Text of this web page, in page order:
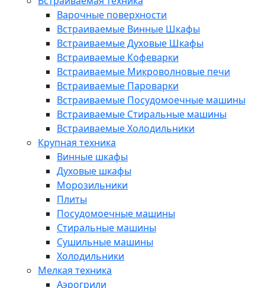
Варочные поверхности
Встраиваемые Винные Шкафы
Встраиваемые Духовые Шкафы
Встраиваемые Кофеварки
Встраиваемые Микроволновые печи
Встраиваемые Пароварки
Встраиваемые Посудомоечные машины
Встраиваемые Стиральные машины
Встраиваемые Холодильники
Крупная техника
Винные шкафы
Духовые шкафы
Морозильники
Плиты
Посудомоечные машины
Стиральные машины
Сушильные машины
Холодильники
Мелкая техника
Аэрогрили